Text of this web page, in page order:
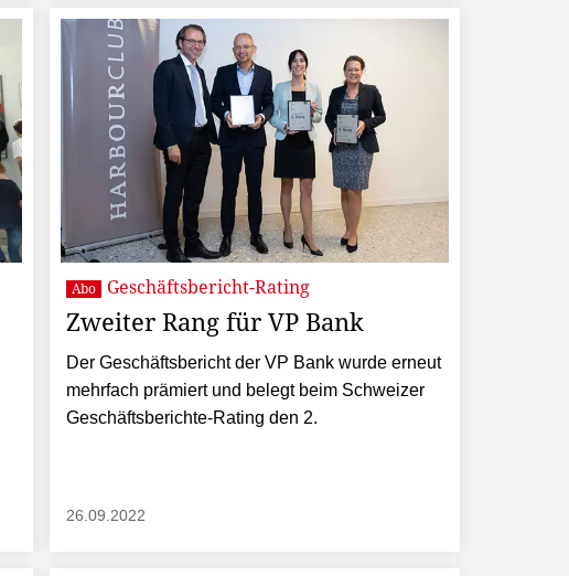
Abo Geschäftsbericht-Rating
Zweiter Rang für VP Bank
Der Geschäftsbericht der VP Bank wurde erneut
mehrfach prämiert und belegt beim Schweizer
Geschäftsberichte-Rating den 2.
26.09.2022